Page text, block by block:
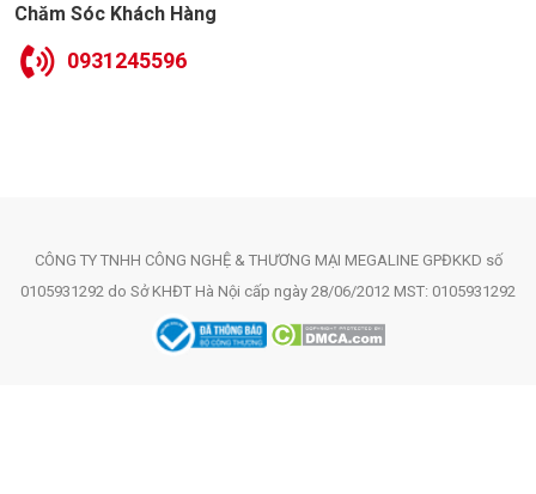
Chăm Sóc Khách Hàng
0931245596
CÔNG TY TNHH CÔNG NGHỆ & THƯƠNG MẠI MEGALINE GPĐKKD số
0105931292 do Sở KHĐT Hà Nội cấp ngày 28/06/2012 MST: 0105931292